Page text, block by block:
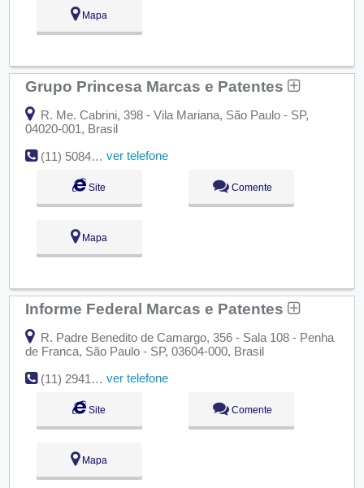
Mapa
Grupo Princesa Marcas e Patentes
R. Me. Cabrini, 398 - Vila Mariana, São Paulo - SP,
04020-001, Brasil
(11) 5084-5404
ver telefone
Site Comente
Mapa
Informe Federal Marcas e Patentes
R. Padre Benedito de Camargo, 356 - Sala 108 - Penha
de Franca, São Paulo - SP, 03604-000, Brasil
(11) 2941-4128
ver telefone
Site Comente
Mapa